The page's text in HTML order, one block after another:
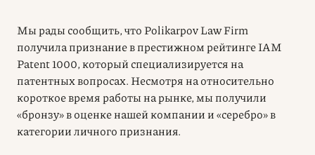
Мы рады сообщить, что Polikarpov Law Firm
получила признание в престижном рейтинге IAM
Patent 1000, который специализируется на
патентных вопросах. Несмотря на относительно
короткое время работы на рынке, мы получили
«бронзу» в оценке нашей компании и «серебро» в
категории личного признания.